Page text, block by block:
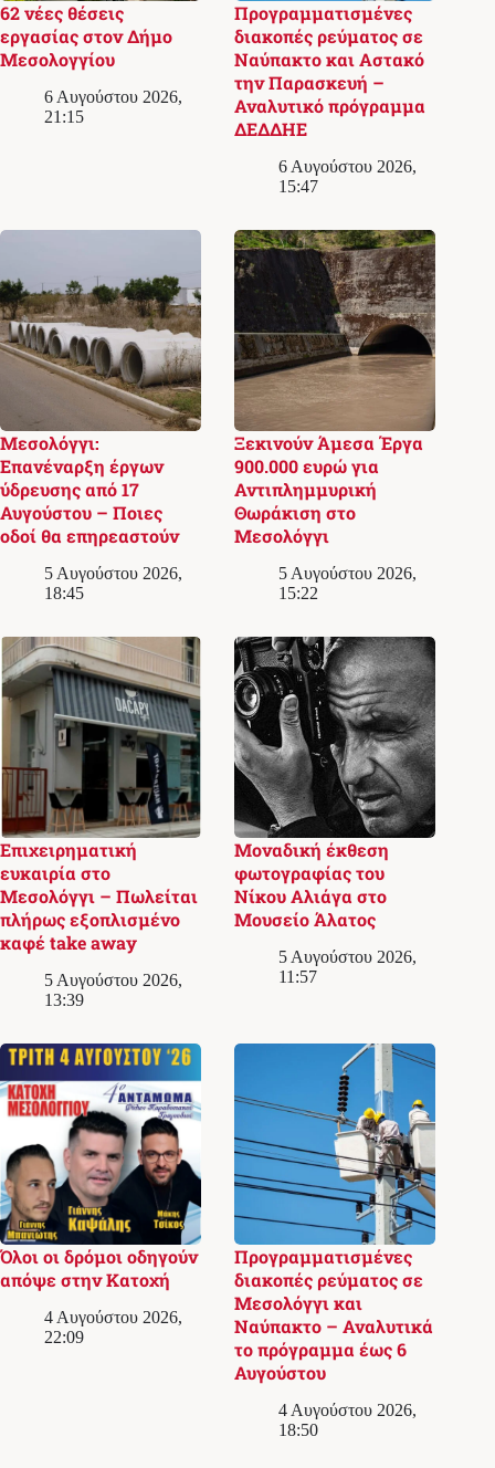
62 νέες θέσεις
εργασίας στον Δήμο
Μεσολογγίου
6 Αυγούστου 2026,
21:15
Προγραμματισμένες
διακοπές ρεύματος σε
Ναύπακτο και Αστακό
την Παρασκευή –
Αναλυτικό πρόγραμμα
ΔΕΔΔΗΕ
6 Αυγούστου 2026,
15:47
Μεσολόγγι:
Επανέναρξη έργων
ύδρευσης από 17
Αυγούστου – Ποιες
οδοί θα επηρεαστούν
5 Αυγούστου 2026,
18:45
Ξεκινούν Άμεσα Έργα
900.000 ευρώ για
Αντιπλημμυρική
Θωράκιση στο
Μεσολόγγι
5 Αυγούστου 2026,
15:22
Επιχειρηματική
ευκαιρία στο
Μεσολόγγι – Πωλείται
πλήρως εξοπλισμένο
καφέ take away
5 Αυγούστου 2026,
13:39
Μοναδική έκθεση
φωτογραφίας του
Νίκου Αλιάγα στο
Μουσείο Άλατος
5 Αυγούστου 2026,
11:57
Όλοι οι δρόμοι οδηγούν
απόψε στην Κατοχή
4 Αυγούστου 2026,
22:09
Προγραμματισμένες
διακοπές ρεύματος σε
Μεσολόγγι και
Ναύπακτο – Αναλυτικά
το πρόγραμμα έως 6
Αυγούστου
4 Αυγούστου 2026,
18:50